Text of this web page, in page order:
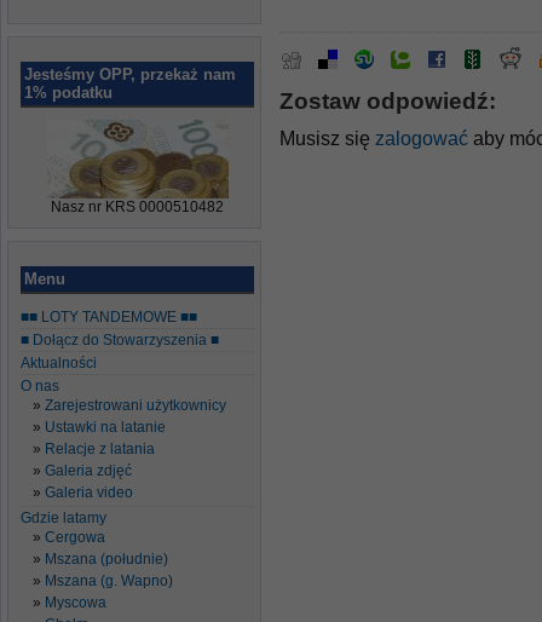
Jesteśmy OPP, przekaż nam
1% podatku
Nasz nr KRS 0000510482
Menu
■■ LOTY TANDEMOWE ■■
■ Dołącz do Stowarzyszenia ■
Aktualności
O nas
Zarejestrowani użytkownicy
Ustawki na latanie
Relacje z latania
Galeria zdjęć
Galeria video
Gdzie latamy
Cergowa
Mszana (południe)
Mszana (g. Wapno)
Myscowa
Zostaw odpowiedź:
Musisz się zalogować aby